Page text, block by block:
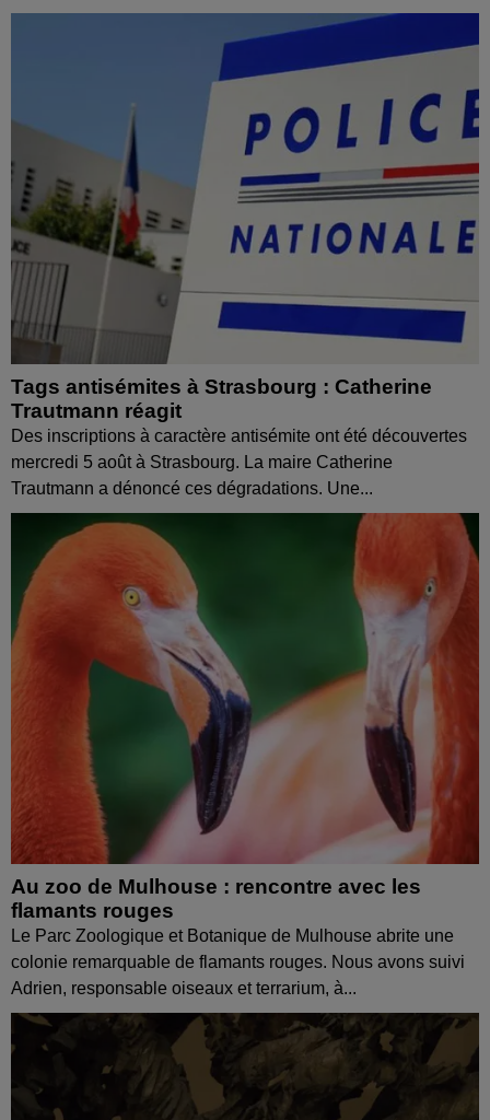
Tags antisémites à Strasbourg : Catherine
Trautmann réagit
Des inscriptions à caractère antisémite ont été découvertes
mercredi 5 août à Strasbourg. La maire Catherine
Trautmann a dénoncé ces dégradations. Une...
Au zoo de Mulhouse : rencontre avec les
flamants rouges
Le Parc Zoologique et Botanique de Mulhouse abrite une
colonie remarquable de flamants rouges. Nous avons suivi
Adrien, responsable oiseaux et terrarium, à...